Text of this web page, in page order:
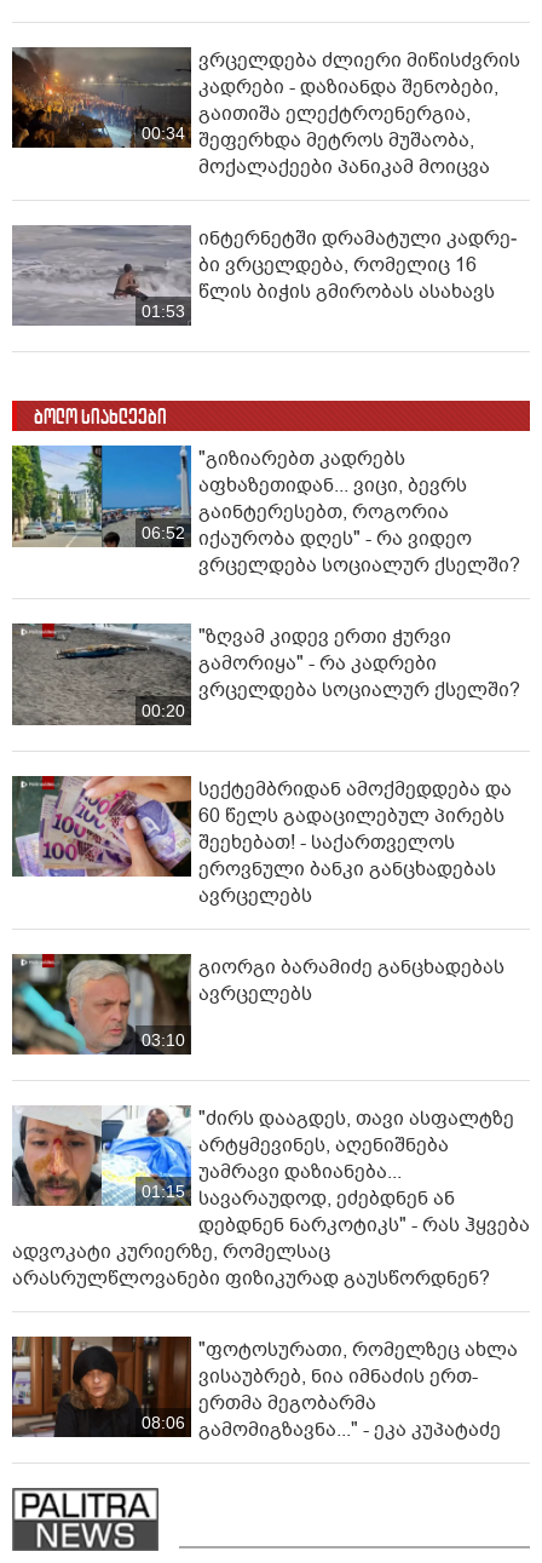
00:34
ვრცელდება ძლიერი მიწისძვრის
კადრები - დაზიანდა შენობები,
გაითიშა ელექტროენერგია,
შეფერხდა მეტროს მუშაობა,
მოქალაქეები პანიკამ მოიცვა
01:53
ინ­ტერ­ნეტ­ში დრა­მა­ტუ­ლი კად­რე­
ბი ვრცელდება, რომელიც 16
წლის ბიჭის გმირობას ასახავს
ბოლო სიახლეები
06:52
"გიზიარებთ კადრებს
აფხაზეთიდან... ვიცი, ბევრს
გაინტერესებთ, როგორია
იქაურობა დღეს" - რა ვიდეო
ვრცელდება სოციალურ ქსელში?
00:20
"ზღვამ კიდევ ერთი ჭურვი
გამორიყა" - რა კადრები
ვრცელდება სოციალურ ქსელში?
სექტემბრიდან ამოქმედდება და
60 წელს გადაცილებულ პირებს
შეეხებათ! - საქართველოს
ეროვნული ბანკი განცხადებას
ავრცელებს
03:10
გიორგი ბარამიძე განცხადებას
ავრცელებს
01:15
"ძირს დააგდეს, თავი ასფალტზე
არტყმევინეს, აღენიშნება
უამრავი დაზიანება...
სავარაუდოდ, ეძებდნენ ან
დებდნენ ნარკოტიკს" - რას ჰყვება
ადვოკატი კურიერზე, რომელსაც
არასრულწლოვანები ფიზიკურად გაუსწორდნენ?
08:06
"ფოტოსურათი, რომელზეც ახლა
ვისაუბრებ, ნია იმნაძის ერთ-
ერთმა მეგობარმა
გამომიგზავნა..." - ეკა კუპატაძე